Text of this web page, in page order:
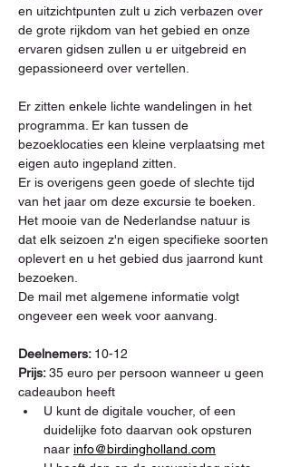
en uitzichtpunten zult u zich verbazen over
de grote rijkdom van het gebied en onze
ervaren gidsen zullen u er uitgebreid en
gepassioneerd over vertellen.
Er zitten enkele lichte wandelingen in het
programma. Er kan tussen de
bezoeklocaties een kleine verplaatsing met
eigen auto ingepland zitten.
Er is overigens geen goede of slechte tijd
van het jaar om deze excursie te boeken.
Het mooie van de Nederlandse natuur is
dat elk seizoen z'n eigen specifieke soorten
oplevert en u het gebied dus jaarrond kunt
bezoeken.
De mail met algemene informatie volgt
ongeveer een week voor aanvang.
Deelnemers: 10-12
Prijs: 35 euro per persoon wanneer u geen
cadeaubon heeft
U kunt de digitale voucher, of een
duidelijke foto daarvan ook opsturen
naar info@birdingholland.com